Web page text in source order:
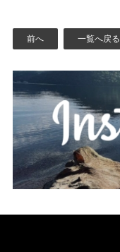
前へ 一覧へ戻る